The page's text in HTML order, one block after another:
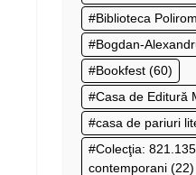
Biblioteca Polirom
Bogdan-
Bookfest (60)
Casa de Editură
casa de pariuri
Colecţia:
contemporani (22)